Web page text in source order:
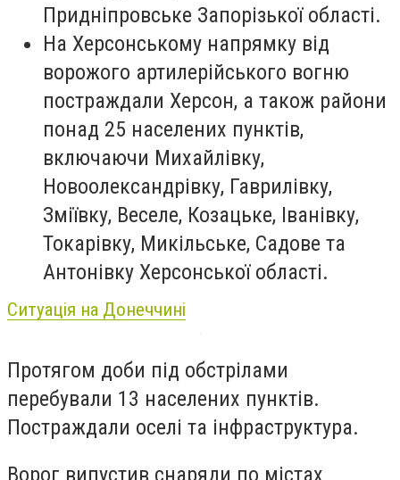
Придніпровське Запорізької області.
На Херсонському напрямку від
ворожого артилерійського вогню
постраждали Херсон, а також райони
понад 25 населених пунктів,
включаючи Михайлівку,
Новоолександрівку, Гаврилівку,
Зміївку, Веселе, Козацьке, Іванівку,
Токарівку, Микільське, Садове та
Антонівку Херсонської області.
Ситуація на Донеччині
Протягом доби під обстрілами
перебували 13 населених пунктів.
Постраждали оселі та інфраструктура.
Ворог випустив снаряди по містах